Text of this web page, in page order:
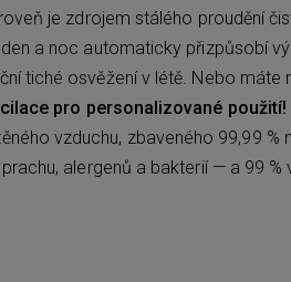
je zdrojem stálého proudění
a noc automaticky přizpůsobí
tiché osvěžení v létě. Nebo máte
pro personalizované použití!
vzduchu, zbaveného 99,99 %
alergenů a bakterií — a 99 %